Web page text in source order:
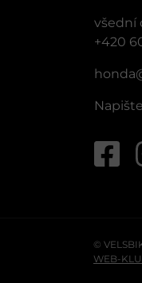
všední
+420
©
WEB-